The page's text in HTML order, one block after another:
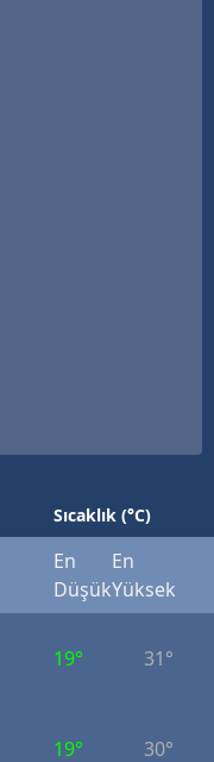
Sıcaklık (°C)
En
Düşük
En
Yüksek
19° 31°
19° 30°